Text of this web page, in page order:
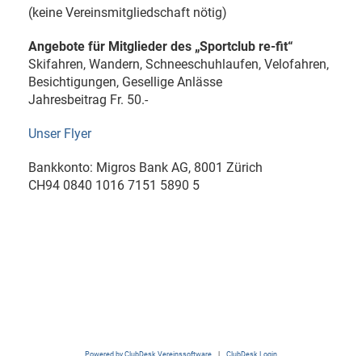
(keine Vereinsmitgliedschaft nötig)
Angebote für Mitglieder des „Sportclub re-fit“
Skifahren, Wandern, Schneeschuhlaufen, Velofahren,
Besichtigungen, Gesellige Anlässe
Jahresbeitrag Fr. 50.-
Unser Flyer
Bankkonto: Migros Bank AG, 8001 Zürich
CH94 0840 1016 7151 5890 5
Powered by ClubDesk Vereinssoftware | ClubDesk Login